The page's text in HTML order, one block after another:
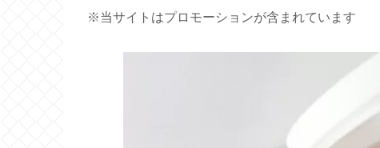
※当サイトはプロモーションが含まれています